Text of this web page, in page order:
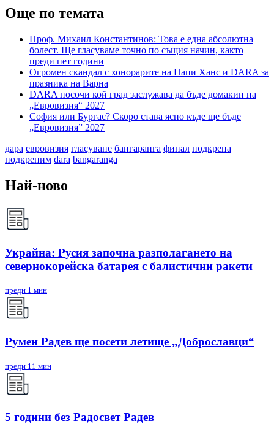
Още по темата
Проф. Михаил Константинов: Това е една абсолютна
болест. Ще гласуваме точно по същия начин, както
преди пет години
Огромен скандал с хонорарите на Папи Ханс и DARA за
празника на Варна
DARA посочи кой град заслужава да бъде домакин на
„Евровизия“ 2027
София или Бургас? Скоро става ясно къде ще бъде
„Евровизия” 2027
дара евровизия гласуване бангаранга финал подкрепа
подкрепим dara bangaranga
Най-ново
Украйна: Русия започна разполагането на
севернокорейска батарея с балистични ракети
преди 1 мин
Румен Радев ще посети летище „Доброславци“
преди 11 мин
5 години без Радосвет Радев